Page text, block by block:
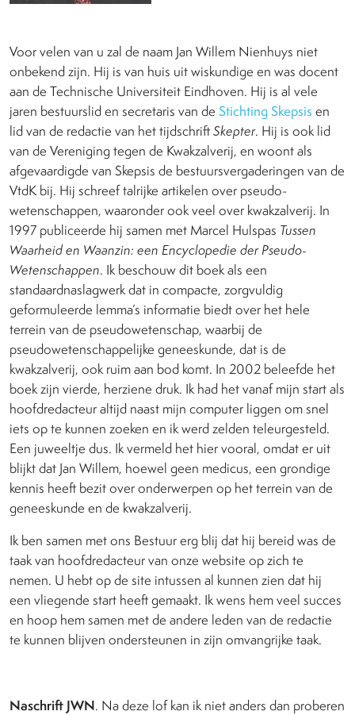
Voor velen van u zal de naam Jan Willem Nienhuys niet
onbekend zijn. Hij is van huis uit wiskundige en was docent
aan de Technische Universiteit Eindhoven. Hij is al vele
jaren bestuurslid en secretaris van de Stichting Skepsis en
lid van de redactie van het tijdschriftSkepter. Hij is ook lid
van de Vereniging tegen de Kwakzalverij, en woont als
afgevaardigde van Skepsis de bestuursvergaderingen van de
VtdK bij. Hij schreef talrijke artikelen over pseudo-
wetenschappen, waaronder ook veel over kwakzalverij. In
1997 publiceerde hij samen met Marcel Hulspas Tussen
Waarheid en Waanzin: een Encyclopedie der Pseudo-
Wetenschappen. Ik beschouw dit boek als een
standaardnaslagwerk dat in compacte, zorgvuldig
geformuleerde lemma’s informatie biedt over het hele
terrein van de pseudowetenschap, waarbij de
pseudowetenschappelijke geneeskunde, dat is de
kwakzalverij, ook ruim aan bod komt. In 2002 beleefde het
boek zijn vierde, herziene druk. Ik had het vanaf mijn start als
hoofdredacteur altijd naast mijn computer liggen om snel
iets op te kunnen zoeken en ik werd zelden teleurgesteld.
Een juweeltje dus. Ik vermeld het hier vooral, omdat er uit
blijkt dat Jan Willem, hoewel geen medicus, een grondige
kennis heeft bezit over onderwerpen op het terrein van de
geneeskunde en de kwakzalverij.
Ik ben samen met ons Bestuur erg blij dat hij bereid was de
taak van hoofdredacteur van onze website op zich te
nemen. U hebt op de site intussen al kunnen zien dat hij
een vliegende start heeft gemaakt. Ik wens hem veel succes
en hoop hem samen met de andere leden van de redactie
te kunnen blijven ondersteunen in zijn omvangrijke taak.
Naschrift JWN. Na deze lof kan ik niet anders dan proberen